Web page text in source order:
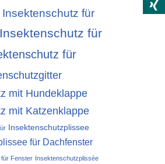
Insektenschutz für
Insektenschutz für
für
mit Hundeklappe
mit Katzenklappe
Insektenschutzplissee
für Dachfenster
Fenster Insektenschutzplissée